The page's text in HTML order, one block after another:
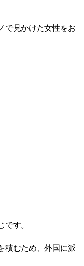
で見かけた女性をお
です。
積むため、外国に派